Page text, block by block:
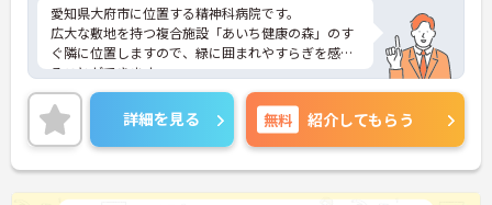
愛知県大府市に位置する精神科病院です。
広大な敷地を持つ複合施設「あいち健康の森」のす
ぐ隣に位置しますので、緑に囲まれやすらぎを感じ
ることができます。
最寄駅の「大府駅」から循環バスに乗って約10分の
場所に位置し、マイカー通勤も可能ですので遠方に
お住まいの方でも通うことができます。
興味のある方は是非ご応募ください。
詳細を見る 無料 紹介してもらう